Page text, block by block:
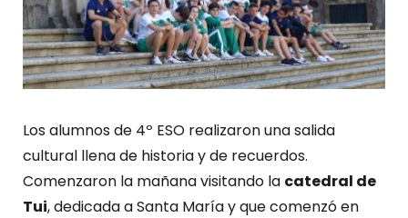
Los alumnos de 4º ESO realizaron una salida
cultural llena de historia y de recuerdos.
Comenzaron la mañana visitando la catedral de
Tui, dedicada a Santa María y que comenzó en